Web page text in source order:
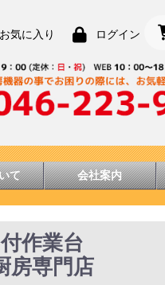
気に入り ログイン
て 会社案内
作業台
専門店